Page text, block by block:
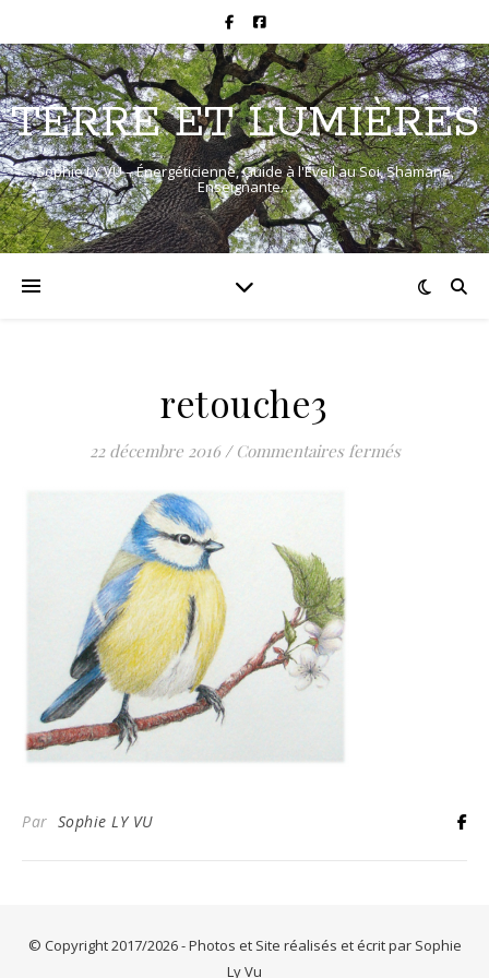
TERRE ET LUMIÈRES
Sophie LY VU – Énergéticienne, Guide à l'Éveil au Soi, Shamane,
Enseignante…
retouche3
22 décembre 2016 / Commentaires ferméssur
Par Sophie LY VU
© Copyright 2017/2026 - Photos et Site réalisés et écrit par Sophie
Ly Vu